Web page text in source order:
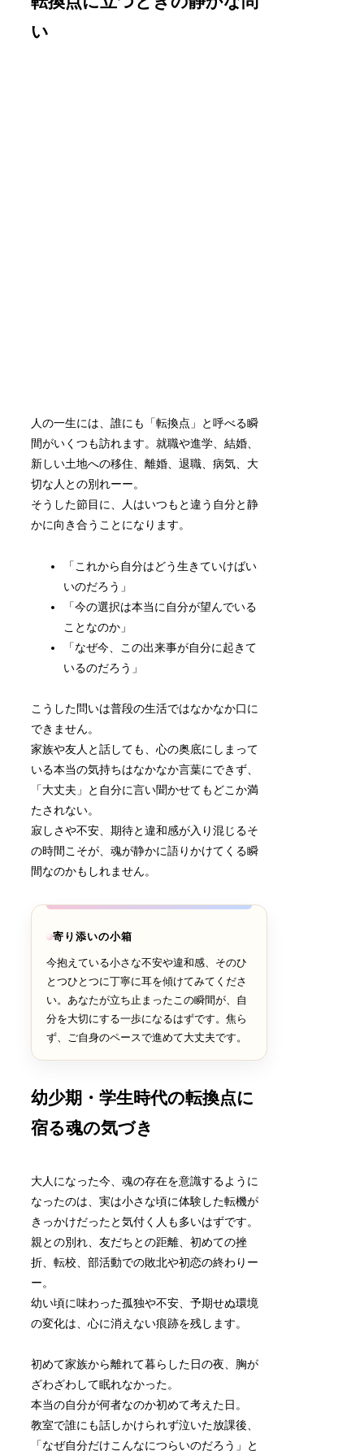
い
人の一生には、誰にも「転換点」と呼べる瞬
間がいくつも訪れます。就職や進学、結婚、
新しい土地への移住、離婚、退職、病気、大
切な人との別れーー。
そうした節目に、人はいつもと違う自分と静
かに向き合うことになります。
「これから自分はどう生きていけばい
いのだろう」
「今の選択は本当に自分が望んでいる
ことなのか」
「なぜ今、この出来事が自分に起きて
いるのだろう」
こうした問いは普段の生活ではなかなか口に
できません。
家族や友人と話しても、心の奥底にしまって
いる本当の気持ちはなかなか言葉にできず、
「大丈夫」と自分に言い聞かせてもどこか満
たされない。
寂しさや不安、期待と違和感が入り混じるそ
の時間こそが、魂が静かに語りかけてくる瞬
間なのかもしれません。
寄り添いの小箱
今抱えている小さな不安や違和感、そのひ
とつひとつに丁寧に耳を傾けてみてくださ
い。あなたが立ち止まったこの瞬間が、自
分を大切にする一歩になるはずです。焦ら
ず、ご自身のペースで進めて大丈夫です。
幼少期・学生時代の転換点に
宿る魂の気づき
大人になった今、魂の存在を意識するように
なったのは、実は小さな頃に体験した転機が
きっかけだったと気付く人も多いはずです。
親との別れ、友だちとの距離、初めての挫
折、転校、部活動での敗北や初恋の終わりー
ー。
幼い頃に味わった孤独や不安、予期せぬ環境
の変化は、心に消えない痕跡を残します。
初めて家族から離れて暮らした日の夜、胸が
ざわざわして眠れなかった。
本当の自分が何者なのか初めて考えた日。
教室で誰にも話しかけられず泣いた放課後、
「なぜ自分だけこんなにつらいのだろう」と